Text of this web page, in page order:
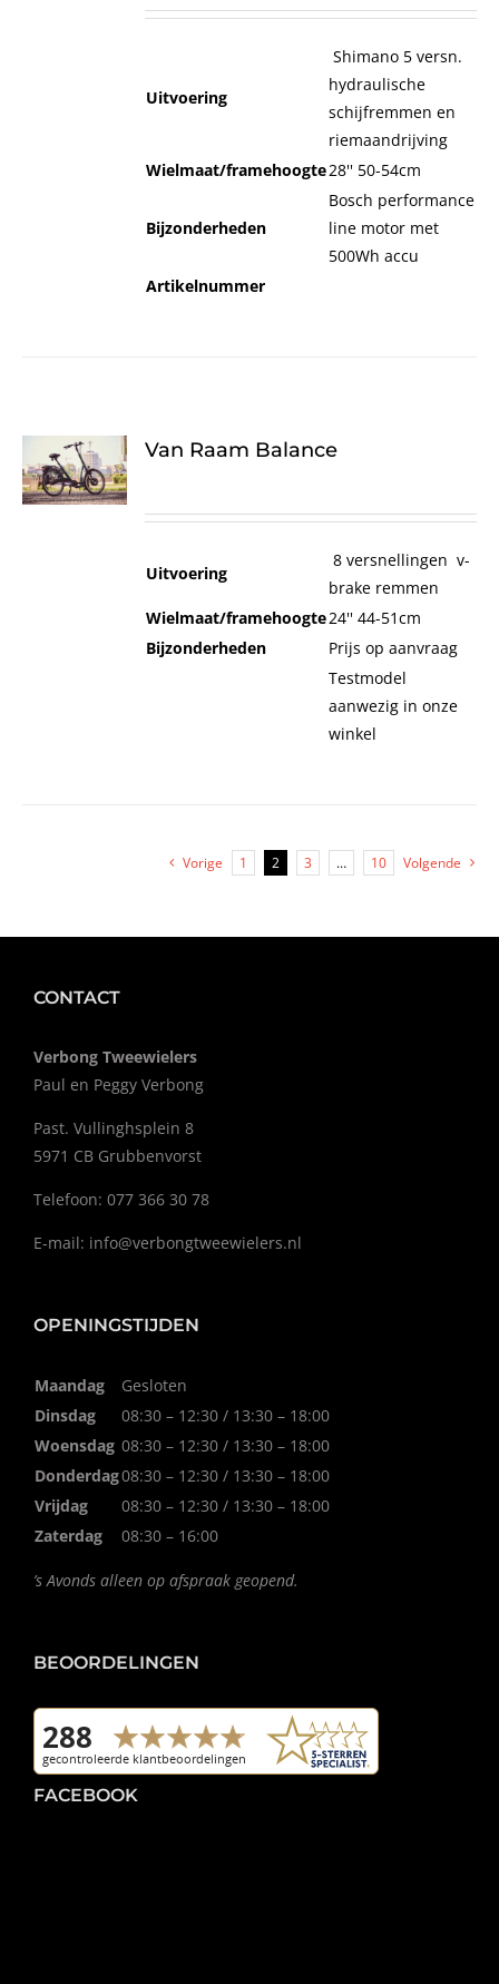
Uitvoering
Shimano 5 versn.
hydraulische
schijfremmen en
riemaandrijving
Wielmaat/framehoogte28'' 50-54cm
Bijzonderheden
Bosch performance
line motor met
500Wh accu
Artikelnummer
Van Raam Balance
Uitvoering
8 versnellingen v-
brake remmen
Wielmaat/framehoogte24'' 44-51cm
Bijzonderheden
Prijs op aanvraag
Testmodel
aanwezig in onze
winkel
Vorige 1 2 3 … 10 Volgende
CONTACT
Verbong Tweewielers
Paul en Peggy Verbong
Past. Vullinghsplein 8
5971 CB Grubbenvorst
Telefoon: 077 366 30 78
E-mail: info@verbongtweewielers.nl
OPENINGSTIJDEN
Maandag
Gesloten
Dinsdag
08:30 – 12:30 / 13:30 – 18:00
Woensdag 08:30 – 12:30 / 13:30 – 18:00
Donderdag08:30 – 12:30 / 13:30 – 18:00
Vrijdag
08:30 – 12:30 / 13:30 – 18:00
Zaterdag
08:30 – 16:00
’s Avonds alleen op afspraak geopend.
BEOORDELINGEN
FACEBOOK